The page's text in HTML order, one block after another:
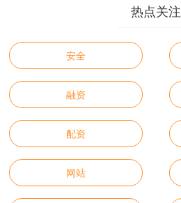
热点关注
安全
融资
配资
网站